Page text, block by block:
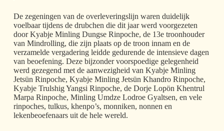
De zegeningen van de overleveringslijn waren duidelijk
voelbaar tijdens de drubchen die dit jaar werd voorgezeten
door Kyabje Minling Dungse Rinpoche, de 13e troonhouder
van Mindrolling, die zijn plaats op de troon innam en de
verzamelde vergadering leidde gedurende de intensieve dagen
van beoefening. Deze bijzonder voorspoedige gelegenheid
werd gezegend met de aanwezigheid van Kyabje Minling
Jetsün Rinpoche, Kyabje Minling Jetsün Khandro Rinpoche,
Kyabje Trulshig Yangsi Rinpoche, de Dorje Lopön Khentrul
Marpa Rinpoche, Minling Umdze Lodroe Gyaltsen, en vele
rinpoches, tulkus, khenpo’s, monniken, nonnen en
lekenbeoefenaars uit de hele wereld.